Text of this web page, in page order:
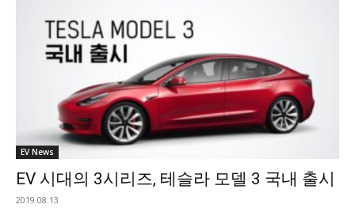
EV News
EV 시대의 3시리즈, 테슬라 모델 3 국내 출시
2019.08.13